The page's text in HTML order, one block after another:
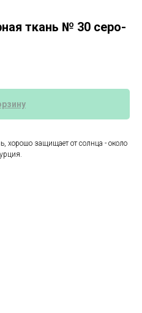
ткань № 30 серо-
хорошо защищает от солнца - около